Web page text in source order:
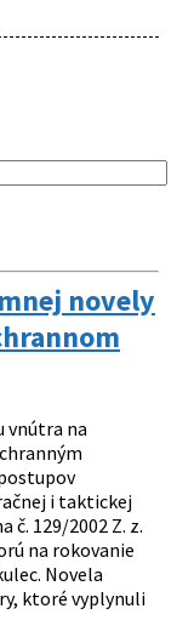
novely
vnútra na
i taktickej
č. 129/2002 Z. z.
na rokovanie
Novela
ktoré vyplynuli